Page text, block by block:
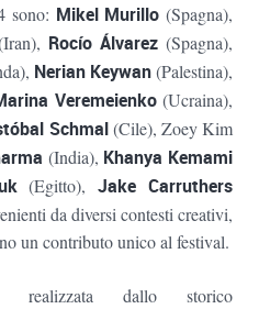
sono: Mikel Murillo (Spagna),
Rocío Álvarez (Spagna),
Nerian Keywan(Palestina),
Veremeienko(Ucraina),
Schmal(Cile), Zoey Kim
(India), Khanya Kemami
(Egitto),Jake Carruthers
da diversi contesti creativi,
un contributo unico al festival.
realizzata dallo storico